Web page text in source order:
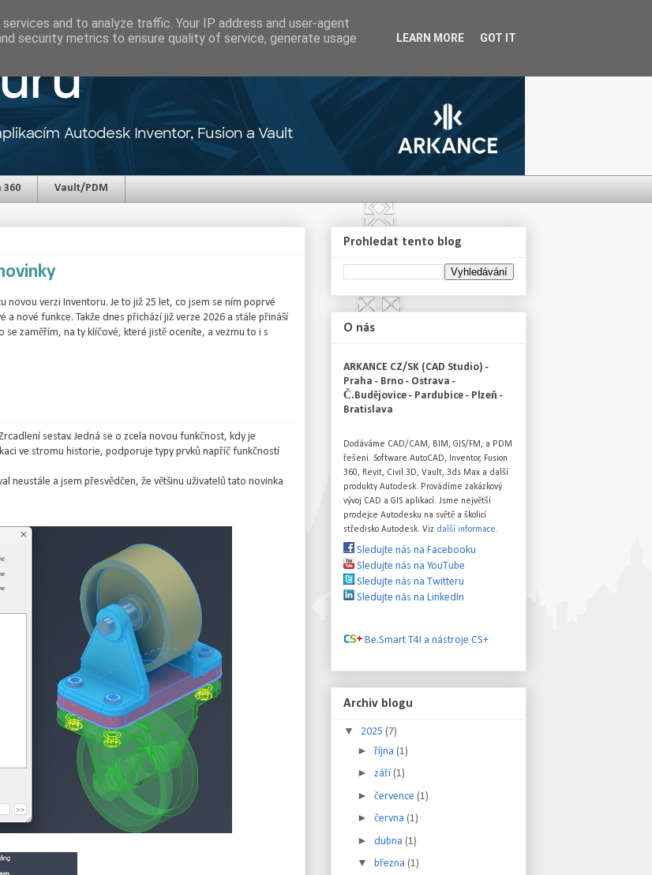
360 Vault/PDM
novou verzi Inventoru. Je to již 25 let, co jsem se ním poprvé
nové funkce. Takže dnes přichází již verze 2026 a stále přináší
zaměřím, na ty klíčové, které jistě oceníte, a vezmu to i s
sestav. Jedná se o zcela novou funkčnost, kdy je
ve stromu historie, podporuje typy prvků napříč funkčností
neustále a jsem přesvědčen, že většinu uživatelů tato novinka
Prohledat tento blog
O nás
ARKANCE CZ/SK (CAD Studio) -
Praha - Brno - Ostrava -
Č.Budějovice - Pardubice - Plzeň -
Bratislava
Dodáváme CAD/CAM, BIM, GIS/FM, a PDM
řešení. Software AutoCAD, Inventor, Fusion
360, Revit, Civil 3D, Vault, 3ds Max a další
produkty Autodesk. Provádíme zakázkový
vývoj CAD a GIS aplikací. Jsme největší
prodejce Autodesku na světě a školicí
středisko Autodesk. Viz další informace.
Sledujte nás na Facebooku
Sledujte nás na YouTube
Sledujte nás na Twitteru
Sledujte nás na LinkedIn
Be.Smart T4I a nástroje CS+
Archiv blogu
▼ 2025 (7)
► října (1)
► září (1)
► července (1)
► června (1)
► dubna (1)
▼ března (1)
and to analyze traffic. Your IP address and user-agent
security metrics to ensure quality of service, generate usage
LEARN MORE GOT IT